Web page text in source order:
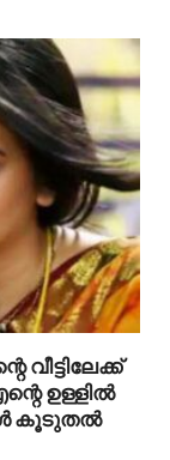
വീട്ടിലേക്ക്
ഉള്ളിൽ
കൂടുതൽ